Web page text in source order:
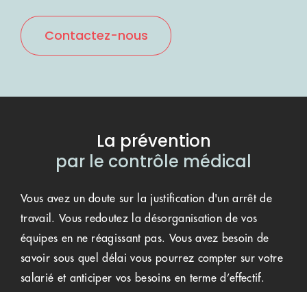
Contactez-nous
La prévention
par le contrôle médical
Vous avez un doute sur la justification d'un arrêt de
travail. Vous redoutez la désorganisation de vos
équipes en ne réagissant pas. Vous avez besoin de
savoir sous quel délai vous pourrez compter sur votre
salarié et anticiper vos besoins en terme d’effectif.